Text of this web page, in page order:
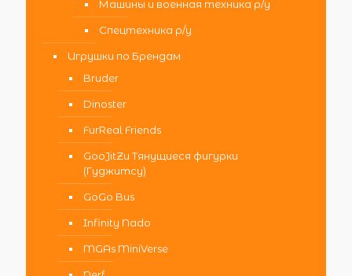
Машины и военная техника р/у
Спецтехника р/у
Игрушки по Брендам
Bruder
Dinoster
FurReal Friends
GooJitZu Тянущиеся фигурки
(Гуджитсу)
GoGo Bus
Infinity Nado
MGAs MiniVerse